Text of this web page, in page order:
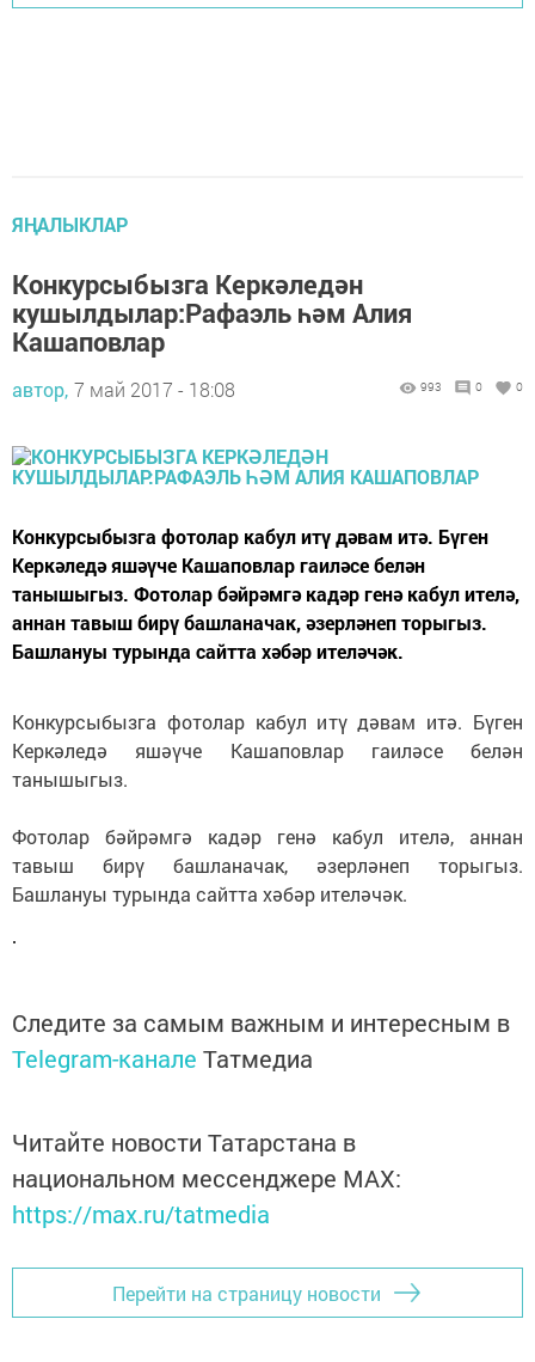
ЯҢАЛЫКЛАР
Конкурсыбызга Керкәледән
кушылдылар:Рафаэль һәм Алия
Кашаповлар
автор, 7 май 2017 - 18:08 993 0 0
Конкурсыбызга фотолар кабул итү дәвам итә. Бүген
Керкәледә яшәүче Кашаповлар гаиләсе белән
танышыгыз. Фотолар бәйрәмгә кадәр генә кабул ителә,
аннан тавыш бирү башланачак, әзерләнеп торыгыз.
Башлануы турында сайтта хәбәр ителәчәк.
Конкурсыбызга фотолар кабул итү дәвам итә. Бүген
Керкәледә яшәүче Кашаповлар гаиләсе белән
танышыгыз.
Фотолар бәйрәмгә кадәр генә кабул ителә, аннан
тавыш бирү башланачак, әзерләнеп торыгыз.
Башлануы турында сайтта хәбәр ителәчәк.
Следите за самым важным и интересным в
Telegram-канале Татмедиа
Читайте новости Татарстана в
национальном мессенджере MАХ:
https://max.ru/tatmedia
Перейти на страницу новости